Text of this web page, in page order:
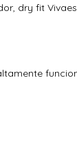
dry fit